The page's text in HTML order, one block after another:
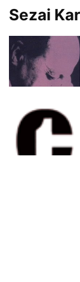
Sezai